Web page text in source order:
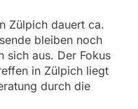
Zülpich dauert ca.
bleiben noch
sich aus. Der Fokus
in Zülpich liegt
durch die